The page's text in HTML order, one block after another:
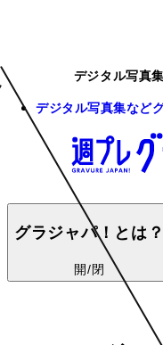
デジタル写真
デジタル写真集など
グラジャパ！とは？
開/閉